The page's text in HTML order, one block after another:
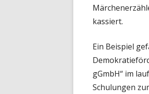
kassiert.
Ein Beispiel
gGmbH“ im
Schulungen